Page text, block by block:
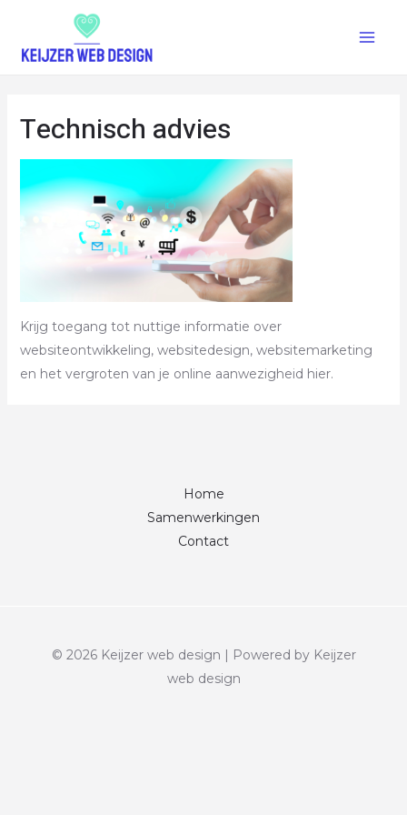
Technisch advies
Krijg toegang tot nuttige informatie over
websiteontwikkeling, websitedesign, websitemarketing
en het vergroten van je online aanwezigheid hier.
Home
Samenwerkingen
Contact
© 2026 Keijzer web design | Powered by Keijzer
web design